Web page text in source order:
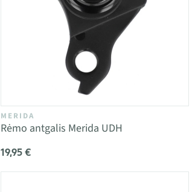
MERIDA
Rėmo antgalis Merida UDH
19,95 €